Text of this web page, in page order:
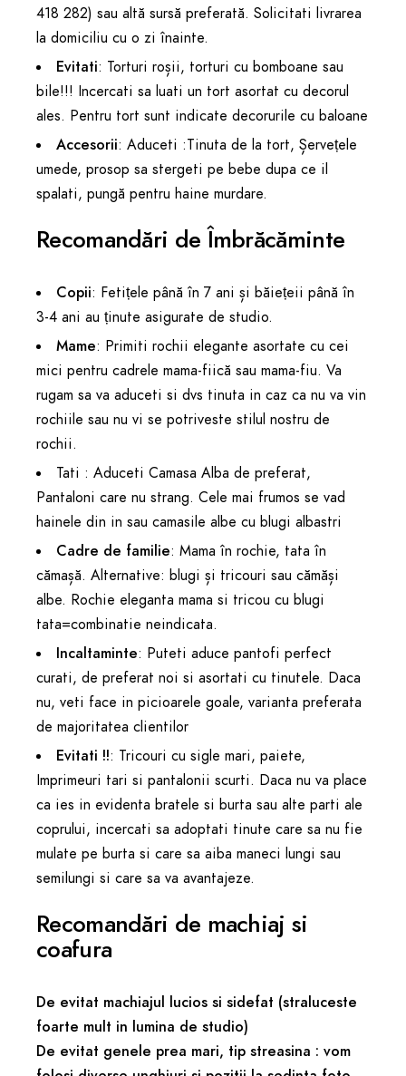
418 282) sau altă sursă preferată. Solicitati livrarea
la domiciliu cu o zi înainte.
Evitati: Torturi roșii, torturi cu bomboane sau
bile!!! Incercati sa luati un tort asortat cu decorul
ales. Pentru tort sunt indicate decorurile cu baloane
Accesorii: Aduceti :Tinuta de la tort, Șervețele
umede, prosop sa stergeti pe bebe dupa ce il
spalati, pungă pentru haine murdare.
Recomandări de Îmbrăcăminte
Copii: Fetițele până în 7 ani și băiețeii până în
3-4 ani au ținute asigurate de studio.
Mame: Primiti rochii elegante asortate cu cei
mici pentru cadrele mama-fiică sau mama-fiu. Va
rugam sa va aduceti si dvs tinuta in caz ca nu va vin
rochiile sau nu vi se potriveste stilul nostru de
rochii.
Tati : Aduceti Camasa Alba de preferat,
Pantaloni care nu strang. Cele mai frumos se vad
hainele din in sau camasile albe cu blugi albastri
Cadre de familie: Mama în rochie, tata în
cămașă. Alternative: blugi și tricouri sau cămăși
albe. Rochie eleganta mama si tricou cu blugi
tata=combinatie neindicata.
Incaltaminte: Puteti aduce pantofi perfect
curati, de preferat noi si asortati cu tinutele. Daca
nu, veti face in picioarele goale, varianta preferata
de majoritatea clientilor
Evitati !!: Tricouri cu sigle mari, paiete,
Imprimeuri tari si pantalonii scurti. Daca nu va place
ca ies in evidenta bratele si burta sau alte parti ale
coprului, incercati sa adoptati tinute care sa nu fie
mulate pe burta si care sa aiba maneci lungi sau
semilungi si care sa va avantajeze.
Recomandări de machiaj si
coafura
De evitat machiajul lucios si sidefat (straluceste
foarte mult in lumina de studio)
De evitat genele prea mari, tip streasina : vom